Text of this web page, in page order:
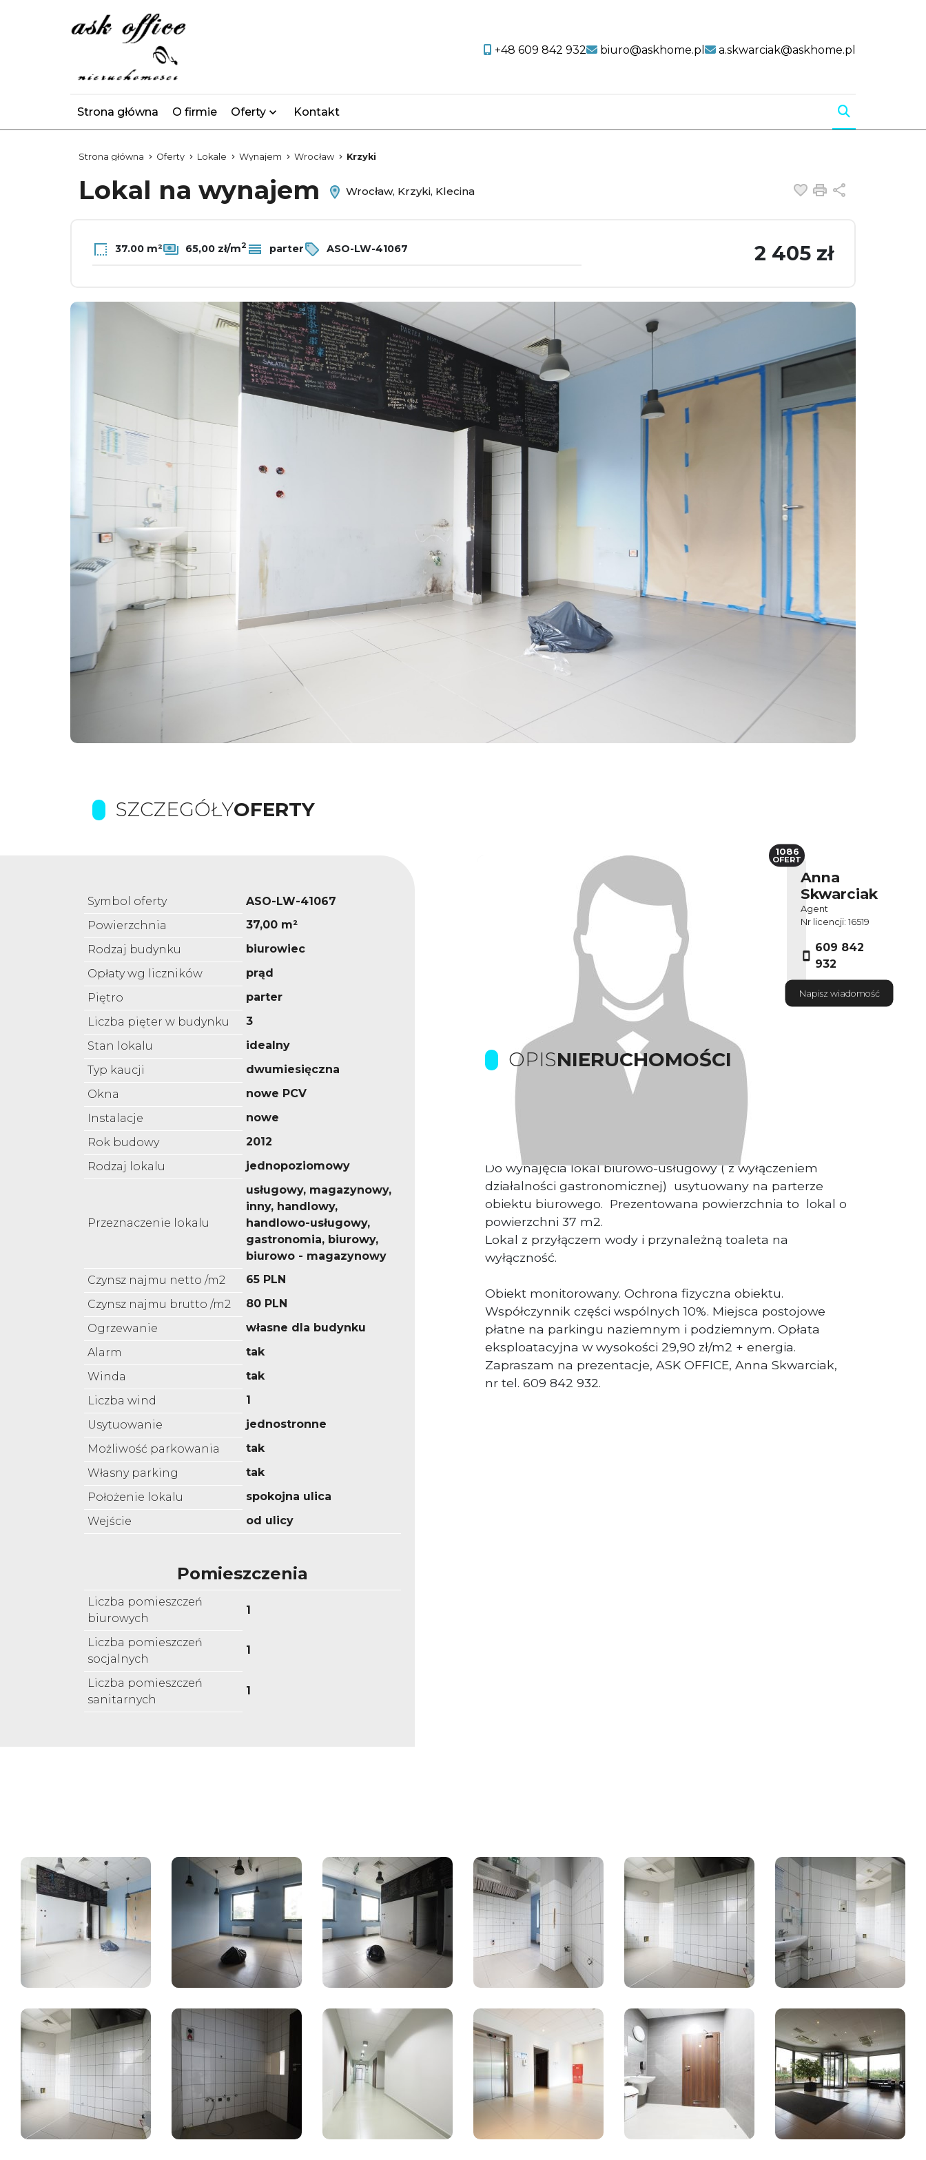
+48 609 842 932 biuro@askhome.pl a.skwarciak@askhome.pl
Strona główna O firmie Oferty Kontakt
Strona główna Oferty Lokale Wynajem Wrocław Krzyki
Lokal na wynajem Wrocław, Krzyki, Klecina Dodaj do
Drukuj
37.00 m² 65,00 zł/m2 parter ASO-LW-41067 2 405 zł
SZCZEGÓŁYOFERTY
Symbol oferty
ASO-LW-41067
Powierzchnia
37,00 m²
Rodzaj budynku
biurowiec
Opłaty wg liczników
prąd
Piętro
parter
Liczba pięter w budynku
3
Stan lokalu
idealny
Typ kaucji
dwumiesięczna
Okna
nowe PCV
Instalacje
nowe
Rok budowy
2012
Rodzaj lokalu
jednopoziomowy
Przeznaczenie lokalu
usługowy, magazynowy,
inny, handlowy,
handlowo-usługowy,
gastronomia, biurowy,
biurowo - magazynowy
Czynsz najmu netto /m2
65 PLN
Czynsz najmu brutto /m2
80 PLN
Ogrzewanie
własne dla budynku
Alarm
tak
Winda
tak
Liczba wind
1
Usytuowanie
jednostronne
Możliwość parkowania
tak
Własny parking
tak
Położenie lokalu
spokojna ulica
Wejście
od ulicy
Pomieszczenia
Liczba pomieszczeń
biurowych
1
Liczba pomieszczeń
socjalnych
1
Liczba pomieszczeń
sanitarnych
1
Anna
Skwarciak
Agent
Nr licencji: 16519
609 842
932
Napisz wiadomość
1086
OFERT
OPISNIERUCHOMOŚCI
Prowizje pokrywa Właściciel nieruchomości.
Do wynajęcia lokal biurowo-usługowy ( z wyłączeniem
działalności gastronomicznej) usytuowany na parterze
obiektu biurowego. Prezentowana powierzchnia to lokal o
powierzchni 37 m2.
Lokal z przyłączem wody i przynależną toaleta na
wyłączność.
Obiekt monitorowany. Ochrona fizyczna obiektu.
Współczynnik części wspólnych 10%. Miejsca postojowe
płatne na parkingu naziemnym i podziemnym. Opłata
eksploatacyjna w wysokości 29,90 zł/m2 + energia.
Zapraszam na prezentacje, ASK OFFICE, Anna Skwarciak,
nr tel. 609 842 932.